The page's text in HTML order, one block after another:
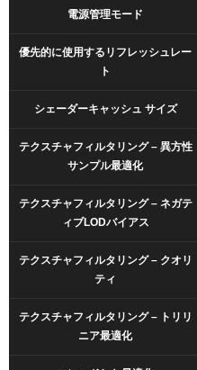
電源管理モード
優先的に使用するリフレッシュレー
ト
シェーダーキャッシュ サイズ
テクスチャフィルタリング – 異方性
サンプル最適化
テクスチャフィルタリング – ネガテ
ィブLODバイアス
テクスチャフィルタリング – クオリ
ティ
テクスチャフィルタリング – トリリ
ニア最適化